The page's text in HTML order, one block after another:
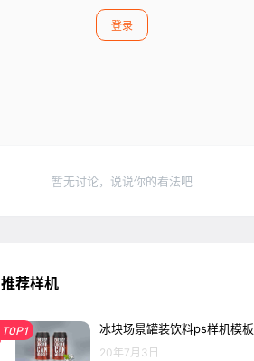
登录
暂无讨论，说说你的看法吧
推荐样机
TOP1 冰块场景罐装饮料ps样机模板
20年7月3日